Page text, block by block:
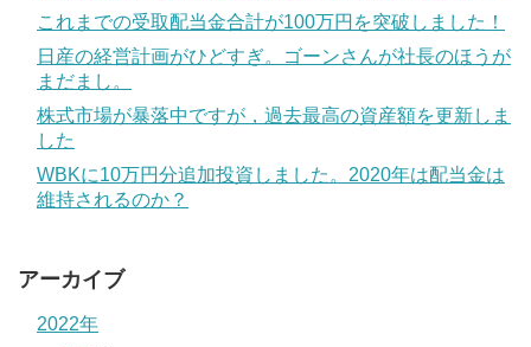
これまでの受取配当金合計が100万円を突破しました！
日産の経営計画がひどすぎ。ゴーンさんが社長のほうが
まだまし。
株式市場が暴落中ですが，過去最高の資産額を更新しま
した
WBKに10万円分追加投資しました。2020年は配当金は
維持されるのか？
アーカイブ
2022年